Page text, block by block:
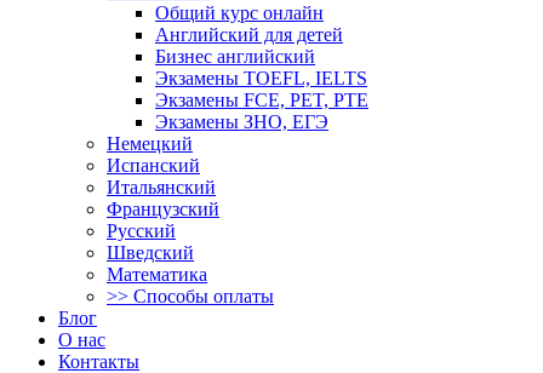
Общий курс онлайн
Английский для детей
Бизнес английский
Экзамены TOEFL, IELTS
Экзамены FCE, PET, PTE
Экзамены ЗНО, ЕГЭ
Немецкий
Испанский
Итальянский
Французский
Русский
Шведский
Математика
>> Способы оплаты
Блог
О нас
Контакты